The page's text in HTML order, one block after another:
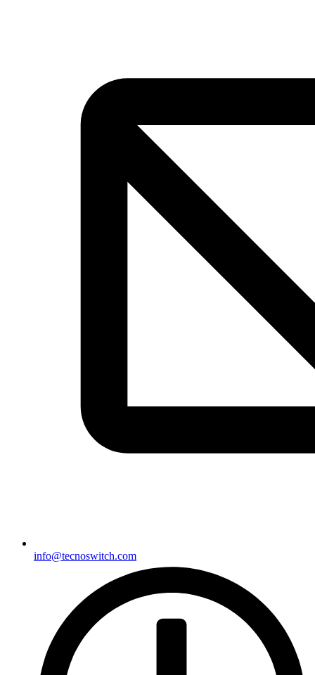
info@tecnoswitch.com